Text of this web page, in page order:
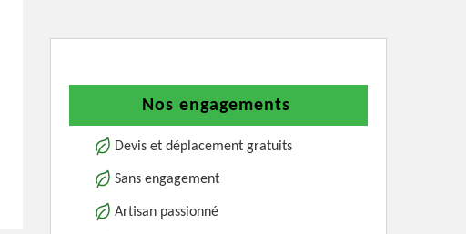
Nos engagements
Devis et déplacement gratuits
Sans engagement
Artisan passionné